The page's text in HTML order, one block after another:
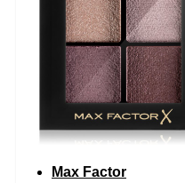
Max Factor